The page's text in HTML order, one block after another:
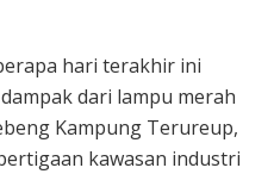
hari terakhir ini
dari lampu merah
Kampung Terureup,
kawasan industri